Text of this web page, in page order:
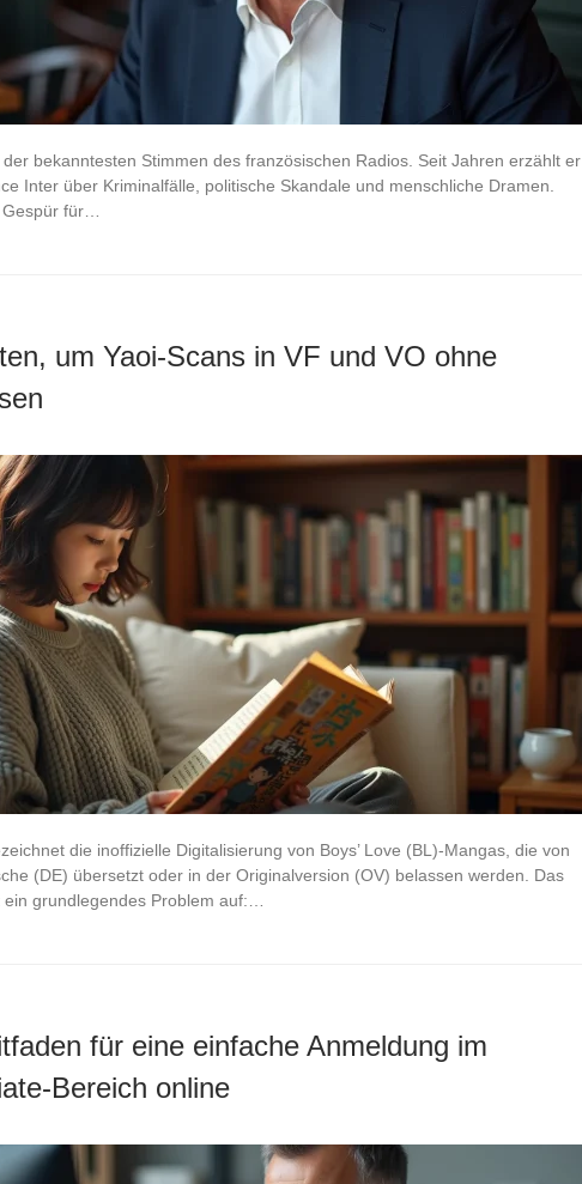
bekanntesten Stimmen des französischen Radios. Seit Jahren erzählt er
Inter über Kriminalfälle, politische Skandale und menschliche Dramen.
für…
um Yaoi-Scans in VF und VO ohne
die inoffizielle Digitalisierung von Boys’ Love (BL)-Mangas, die von
(DE) übersetzt oder in der Originalversion (OV) belassen werden. Das
grundlegendes Problem auf:…
für eine einfache Anmeldung im
Bereich online